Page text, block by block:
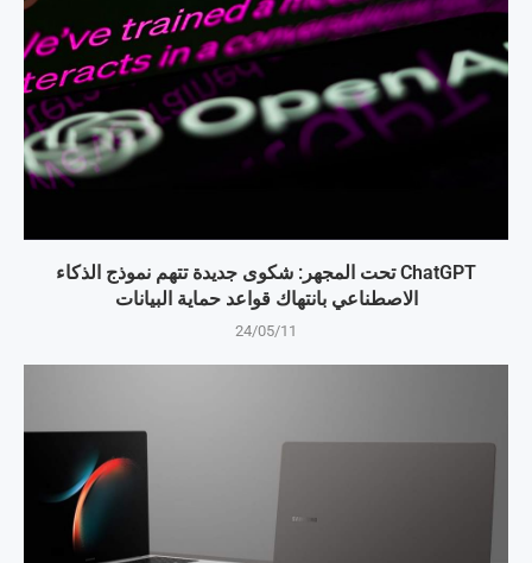
ChatGPT تحت المجهر: شكوى جديدة تتهم نموذج الذكاء
الاصطناعي بانتهاك قواعد حماية البيانات
24/05/11